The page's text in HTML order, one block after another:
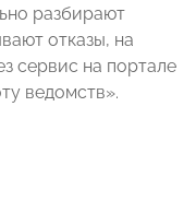
разбирают
отказы, на
сервис на портале
ведомств».